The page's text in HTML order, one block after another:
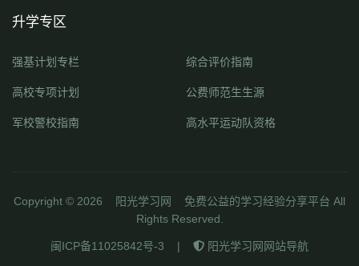
升学专区
强基计划专栏 综合评价指南
高校专项计划 公费师范生生源
军校警校指南 高水平运动队资格
Copyright © 2026 阳光学习网
免费公益的学习经验分享平台 All
Rights Reserved.
闽ICP备11025842号-3 | 阳光学习网网站导航